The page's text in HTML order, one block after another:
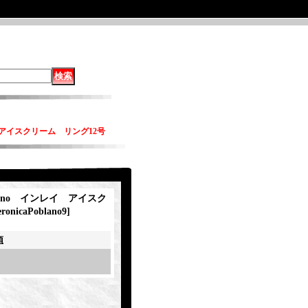
スクリーム リング12号
インレイ アイスク
]